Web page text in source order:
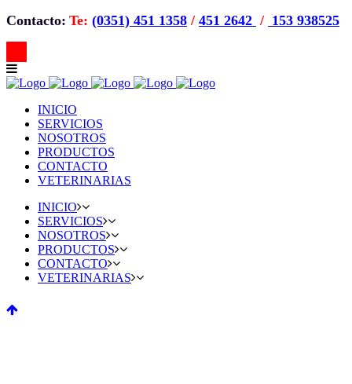
Contacto: Te: (0351) 451 1358 / 451 2642 / 153 938525
INICIO
SERVICIOS
NOSOTROS
PRODUCTOS
CONTACTO
VETERINARIAS
INICIO
SERVICIOS
NOSOTROS
PRODUCTOS
CONTACTO
VETERINARIAS